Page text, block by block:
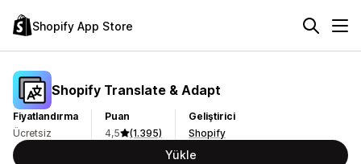
Shopify App Store
Shopify Translate & Adapt
Fiyatlandırma
Ücretsiz
Puan
4,5
(1.395)
Geliştirici
Shopify
Yükle